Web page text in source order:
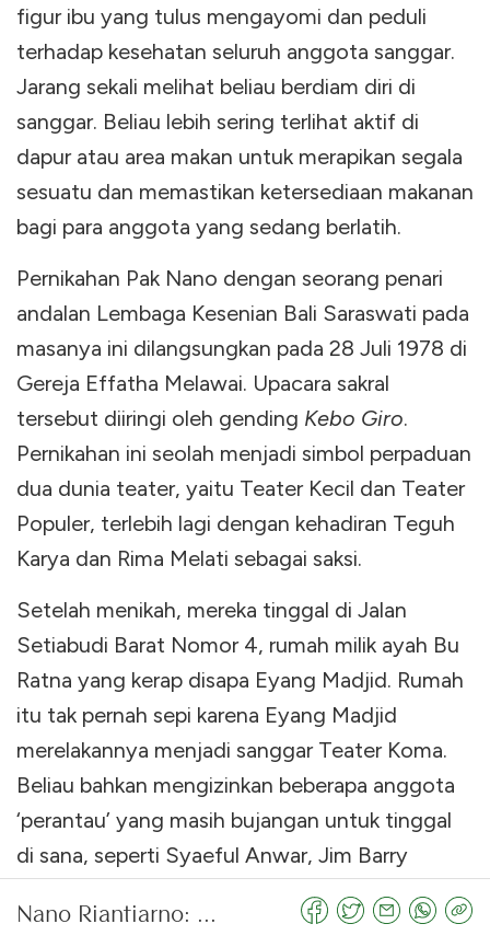
Nano Riantiarno: Sang Pionir Teater Koma
figur ibu yang tulus mengayomi dan peduli
terhadap kesehatan seluruh anggota sanggar.
Jarang sekali melihat beliau berdiam diri di
sanggar. Beliau lebih sering terlihat aktif di
dapur atau area makan untuk merapikan segala
sesuatu dan memastikan ketersediaan makanan
bagi para anggota yang sedang berlatih.
Pernikahan Pak Nano dengan seorang penari
andalan Lembaga Kesenian Bali Saraswati pada
masanya ini dilangsungkan pada 28 Juli 1978 di
Gereja Effatha Melawai. Upacara sakral
tersebut diiringi oleh gending Kebo Giro.
Pernikahan ini seolah menjadi simbol perpaduan
dua dunia teater, yaitu Teater Kecil dan Teater
Populer, terlebih lagi dengan kehadiran Teguh
Karya dan Rima Melati sebagai saksi.
Setelah menikah, mereka tinggal di Jalan
Setiabudi Barat Nomor 4, rumah milik ayah Bu
Ratna yang kerap disapa Eyang Madjid. Rumah
itu tak pernah sepi karena Eyang Madjid
merelakannya menjadi sanggar Teater Koma.
Beliau bahkan mengizinkan beberapa anggota
‘perantau’ yang masih bujangan untuk tinggal
di sana, seperti Syaeful Anwar, Jim Barry
Aditya, Idries Pulungan, dan Budi Ros. Namun,
pada tahun 1994, sanggar Teater Koma